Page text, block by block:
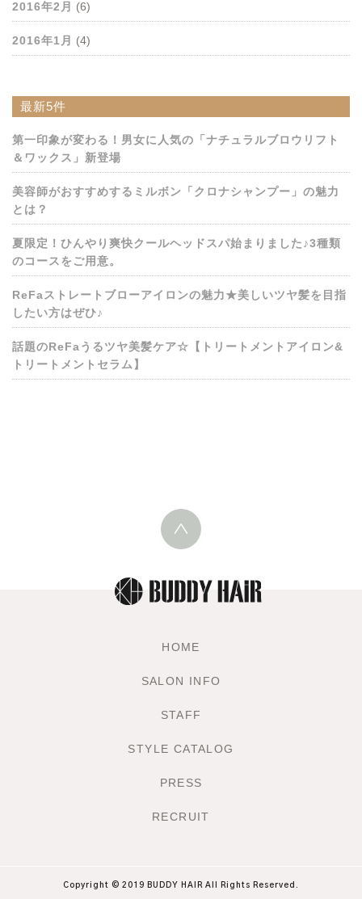
2016年2月 (6)
2016年1月 (4)
最新5件
第一印象が変わる！男女に人気の「ナチュラルブロウリフト
＆ワックス」新登場
美容師がおすすめするミルボン「クロナシャンプー」の魅力
とは？
夏限定！ひんやり爽快クールヘッドスパ始まりました♪3種類
のコースをご用意。
ReFaストレートブローアイロンの魅力★美しいツヤ髪を目指
したい方はぜひ♪
話題のReFaうるツヤ美髪ケア☆【トリートメントアイロン&
トリートメントセラム】
HOME
SALON INFO
STAFF
STYLE CATALOG
PRESS
RECRUIT
Copyright © 2019 BUDDY HAIR All Rights Reserved.